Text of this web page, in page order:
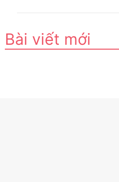
Bài viết mới